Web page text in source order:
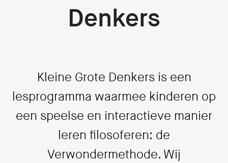
Denkers
Kleine Grote Denkers is een
lesprogramma waarmee kinderen op
een speelse en interactieve manier
leren filosoferen: de
Verwondermethode. Wij